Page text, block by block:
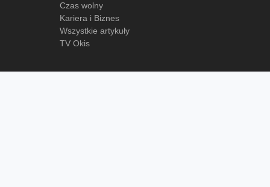
Czas wolny
Kariera i Biznes
Wszystkie artykuły
TV Okis